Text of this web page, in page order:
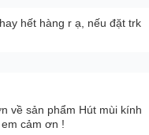
hút để phù hợp với từng
phải luôn sử dụng ở mức
hết hàng r ạ, nếu đặt trk
về sản phẩm Hút mùi kính
cảm ơn !